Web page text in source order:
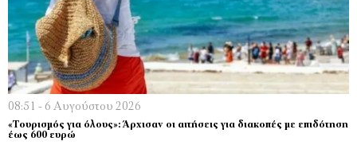
08:51 - 6 Αυγούστου 2026
«Τουρισμός για όλους»: Άρχισαν οι αιτήσεις για διακοπές με επιδότηση
έως 600 ευρώ